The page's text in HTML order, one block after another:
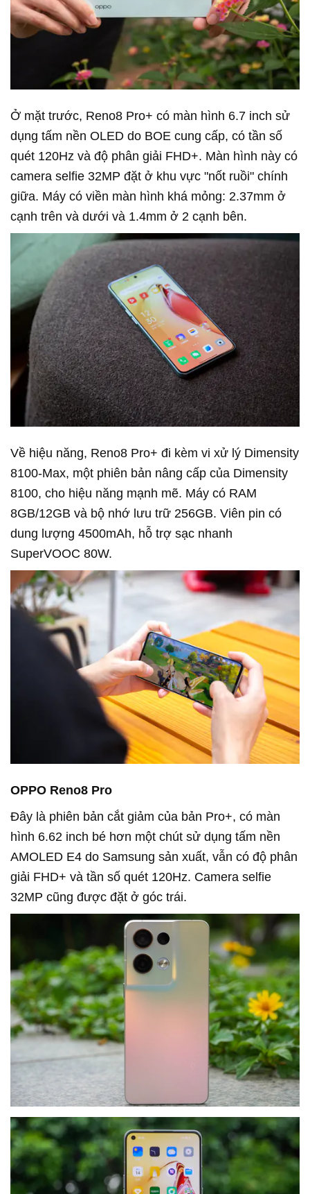
Ở mặt trước, Reno8 Pro+ có màn hình 6.7 inch sử
dụng tấm nền OLED do BOE cung cấp, có tần số
quét 120Hz và độ phân giải FHD+. Màn hình này có
camera selfie 32MP đặt ở khu vực "nốt ruồi" chính
giữa. Máy có viền màn hình khá mỏng: 2.37mm ở
cạnh trên và dưới và 1.4mm ở 2 cạnh bên.
Về hiệu năng, Reno8 Pro+ đi kèm vi xử lý Dimensity
8100-Max, một phiên bản nâng cấp của Dimensity
8100, cho hiệu năng mạnh mẽ. Máy có RAM
8GB/12GB và bộ nhớ lưu trữ 256GB. Viên pin có
dung lượng 4500mAh, hỗ trợ sạc nhanh
SuperVOOC 80W.
OPPO Reno8 Pro
Đây là phiên bản cắt giảm của bản Pro+, có màn
hình 6.62 inch bé hơn một chút sử dụng tấm nền
AMOLED E4 do Samsung sản xuất, vẫn có độ phân
giải FHD+ và tần số quét 120Hz. Camera selfie
32MP cũng được đặt ở góc trái.